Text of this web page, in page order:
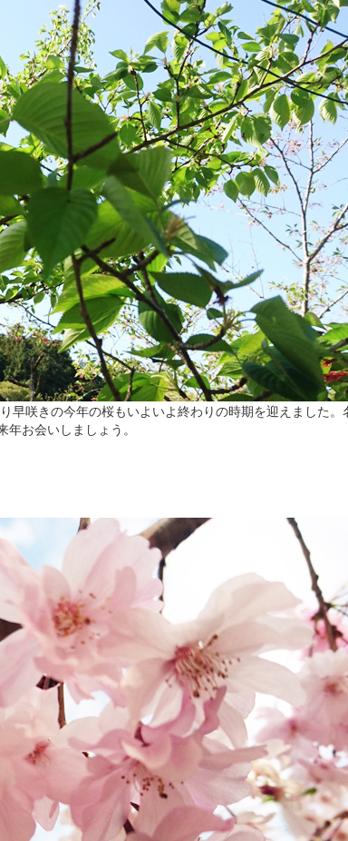
早咲きの今年の桜もいよいよ終わりの時期を迎えました。
お会いしましょう。